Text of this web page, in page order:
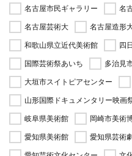
名古屋市民ギャラリー 名
名古屋芸術大
名古屋造形
和歌山県立近代美術館
四
国際芸術祭あいち
多治見
大垣市スイトピアセンター
山形国際ドキュメンタリー映画
岐阜県美術館
岡崎市美術
愛知県美術館
愛知県芸術